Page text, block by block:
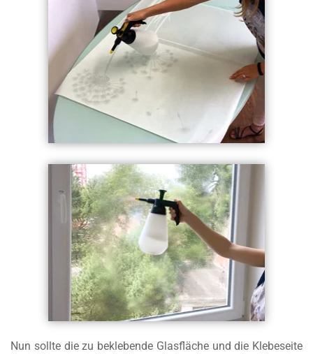
Nun sollte die zu beklebende Glasfläche und die Klebeseite